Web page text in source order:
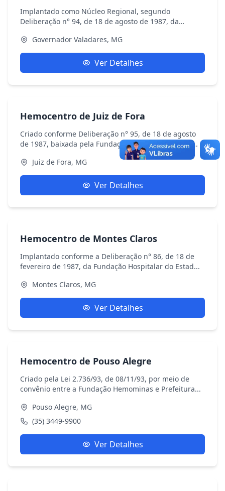
Implantado como Núcleo Regional, segundo
Deliberação n° 94, de 18 de agosto de 1987, da
Governador Valadares, MG
Ver Detalhes
Hemocentro de Juiz de Fora
Criado conforme Deliberação n° 95, de 18 de agosto
de 1987, baixada pela Fundação Hospitalar do Esta...
Juiz de Fora, MG
Ver Detalhes
Hemocentro de Montes Claros
Implantado conforme a Deliberação n° 86, de 18 de
fevereiro de 1987, da Fundação Hospitalar do Estad...
Montes Claros, MG
Ver Detalhes
Hemocentro de Pouso Alegre
Criado pela Lei 2.736/93, de 08/11/93, por meio de
convênio entre a Fundação Hemominas e Prefeitura...
Pouso Alegre, MG
(35) 3449-9900
Ver Detalhes